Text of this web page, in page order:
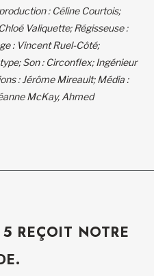
: Céline Courtois;
Valiquette; Régisseuse :
: Vincent Ruel-Côté;
Son : Circonflex; Ingénieur
: Jérôme Mireault; Média :
McKay, Ahmed
REÇOIT NOTRE